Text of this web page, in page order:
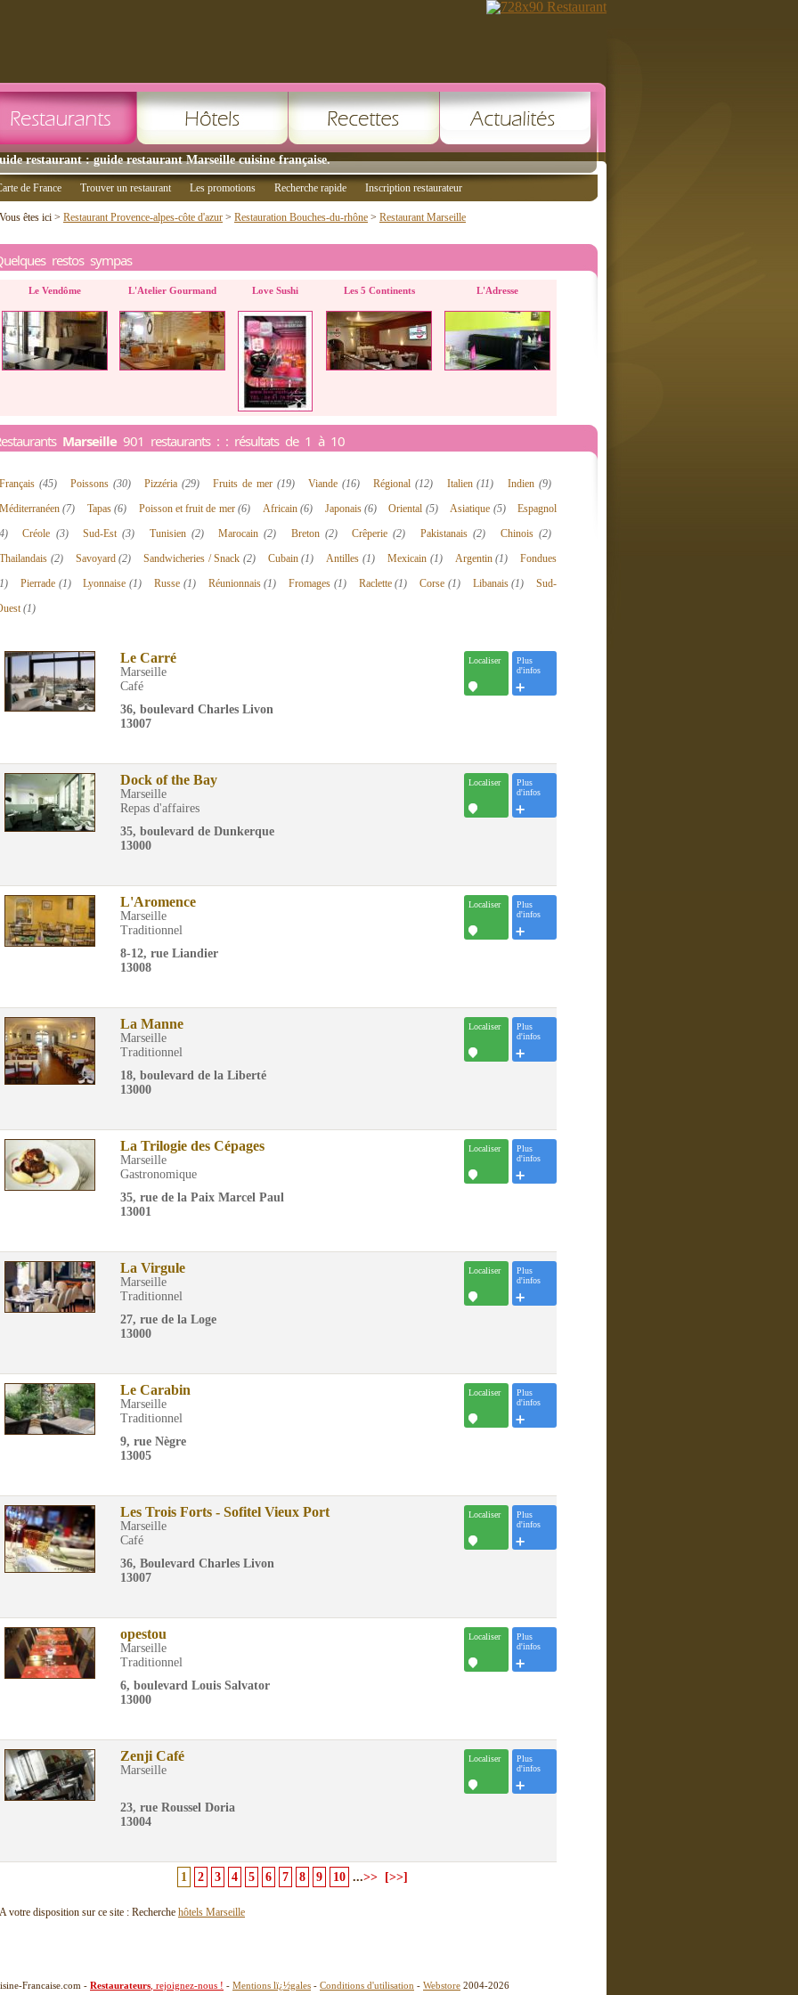
restaurant : guide restaurant Marseille cuisine française.
de France Trouver un restaurant Les promotions Recherche rapide Inscription restaurateur
Vous êtes ici > Restaurant Provence-alpes-côte d'azur > Restauration Bouches-du-rhône > Restaurant Marseille
restos sympas
Le Vendôme L'Atelier Gourmand Love Sushi Les 5 Continents L'Adresse
Marseille 901 restaurants : : résultats de 1 à 10
Français (45) Poissons(30) Pizzéria(29) Fruits de mer(19) Viande(16) Régional(12) Italien(11) Indien (9)
Méditerranéen(7) Tapas(6) Poisson et fruit de mer (6) Africain (6) Japonais (6) Oriental (5) Asiatique (5)
Espagnol
Créole (3) Sud-Est(3) Tunisien (2) Marocain(2) Breton (2) Crêperie(2) Pakistanais(2) Chinois (2)
Thailandais (2) Savoyard(2) Sandwicheries / Snack (2) Cubain(1) Antilles(1) Mexicain (1) Argentin(1)
Fondues
Pierrade (1) Lyonnaise(1) Russe (1) Réunionnais(1) Fromages (1) Raclette(1) Corse (1) Libanais(1)
Sud-
(1)
Le Carré
Marseille
Café
36, boulevard Charles Livon
13007
Plus
d'infos
Localiser
Dock of the Bay
Marseille
Repas d'affaires
35, boulevard de Dunkerque
13000
Plus
d'infos
Localiser
L'Aromence
Marseille
Traditionnel
8-12, rue Liandier
13008
Plus
d'infos
Localiser
La Manne
Marseille
Traditionnel
18, boulevard de la Liberté
13000
Plus
d'infos
Localiser
La Trilogie des Cépages
Marseille
Gastronomique
35, rue de la Paix Marcel Paul
13001
Plus
d'infos
Localiser
La Virgule
Marseille
Traditionnel
27, rue de la Loge
13000
Plus
d'infos
Localiser
Le Carabin
Marseille
Traditionnel
9, rue Nègre
13005
Plus
d'infos
Localiser
Les Trois Forts - Sofitel Vieux Port
Marseille
Café
36, Boulevard Charles Livon
13007
Plus
d'infos
Localiser
opestou
Marseille
Traditionnel
6, boulevard Louis Salvator
13000
Plus
d'infos
Localiser
Zenji Café
Marseille
23, rue Roussel Doria
13004
Plus
d'infos
Localiser
1 2 3 4 5 6 7 8 9 10 ...>> [>>]
A votre disposition sur ce site : Recherche hôtels Marseille
Francaise.com - Restaurateurs , rejoignez-nous ! - Mentions lï¿½gales - Conditions d'utilisation - Webstore 2004-2026